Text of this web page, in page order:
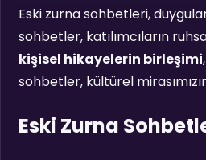
Eski zurna sohbetleri,
sohbetler, katılımcıların
kişisel hikayelerin birleşimi
sohbetler, kültürel
Eski Zurna